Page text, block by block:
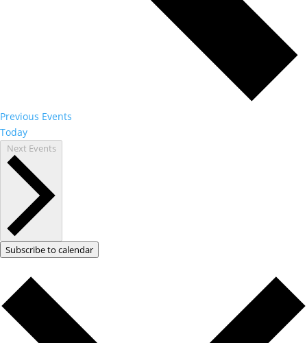
Previous Events
Today
Next Events
Subscribe to calendar